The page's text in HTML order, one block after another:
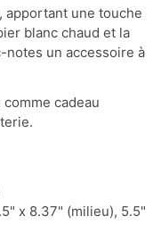
, apportant une touche
blanc chaud et la
notes un accessoire à
cadeau
x 8.37" (milieu), 5.5"